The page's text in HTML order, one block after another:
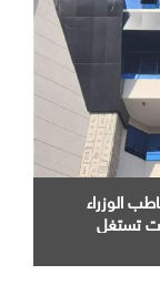
الوزراء
تستغل